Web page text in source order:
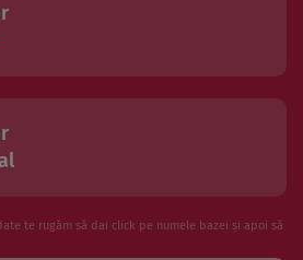
te rugăm să dai click pe numele bazei și apoi să